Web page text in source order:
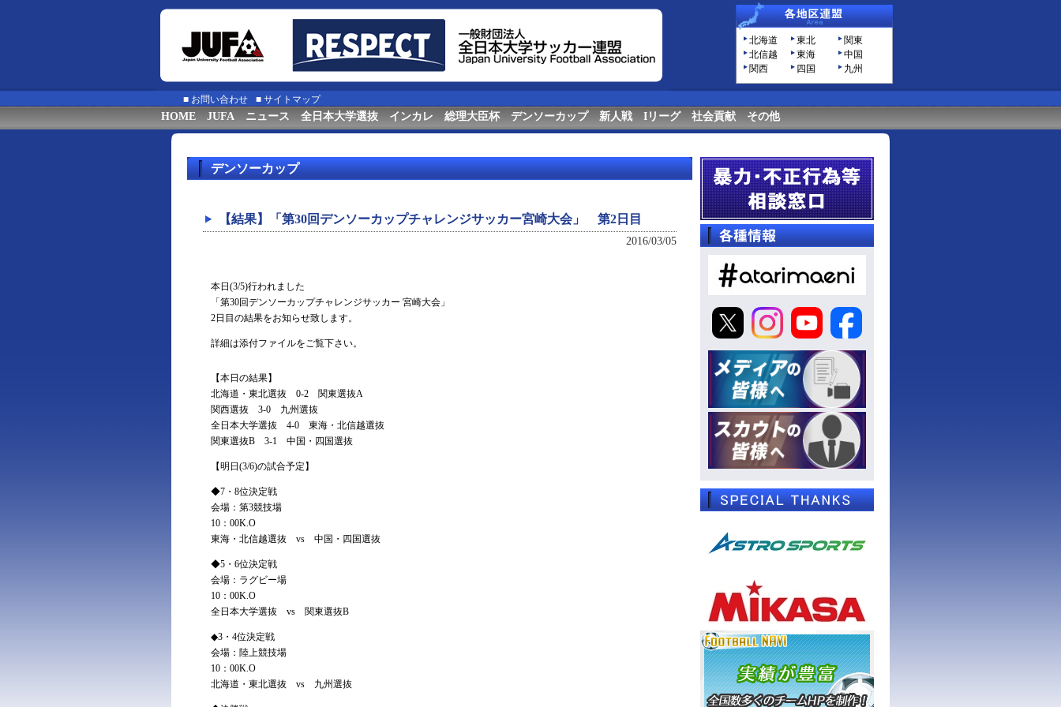
北海道 東北
関東
北信越
東海
中国
関西
四国 九州
■ お問い合わせ ■ サイトマップ
HOME JUFA ニュース 全日本大学選抜 インカレ 総理大臣杯 デンソーカップ 新人戦 Iリーグ 社会貢献 その他
デンソーカップ
【結果】「第30回デンソーカップチャレンジサッカー宮崎大会」 第2日目
2016/03/05
本日(3/5)行われました
「第30回デンソーカップチャレンジサッカー 宮崎大会」
2日目の結果をお知らせ致します。
詳細は添付ファイルをご覧下さい。
【本日の結果】
北海道・東北選抜 0-2 関東選抜A
関西選抜 3-0 九州選抜
全日本大学選抜 4-0 東海・北信越選抜
関東選抜B 3-1 中国・四国選抜
【明日(3/6)の試合予定】
◆7・8位決定戦
会場：第3競技場
10：00K.O
東海・北信越選抜 vs 中国・四国選抜
◆5・6位決定戦
会場：ラグビー場
10：00K.O
全日本大学選抜 vs 関東選抜B
◆3・4位決定戦
会場：陸上競技場
10：00K.O
北海道・東北選抜 vs 九州選抜